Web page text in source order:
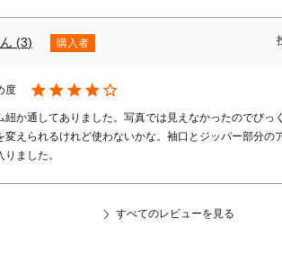
3 購入者
紐か通してありました。写真では見えなかったのでびっ
変えられるけれど使わないかな。袖口とジッパー部分の
ました。
すべてのレビューを見る